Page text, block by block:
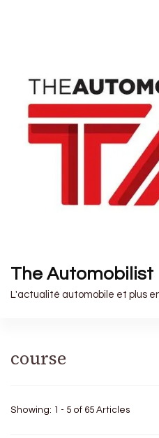
The Automobilist
L'actualité automobile et plus
course
Showing: 1 - 5 of 65 Articles